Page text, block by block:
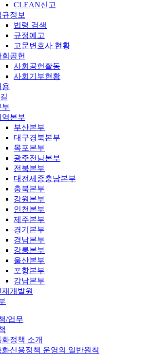
CLEAN신고
규정보
법령 검색
규정예고
고문변호사 현황
회공헌
사회공헌활동
사회기부현황
용
부
역본부
부산본부
대구경북본부
목포본부
광주전남본부
전북본부
대전세종충남본부
충북본부
강원본부
인천본부
제주본부
경기본부
경남본부
강릉본부
울산본부
포항본부
강남본부
재개발원
/업무
화정책 소개
화신용정책 운영의 일반원칙